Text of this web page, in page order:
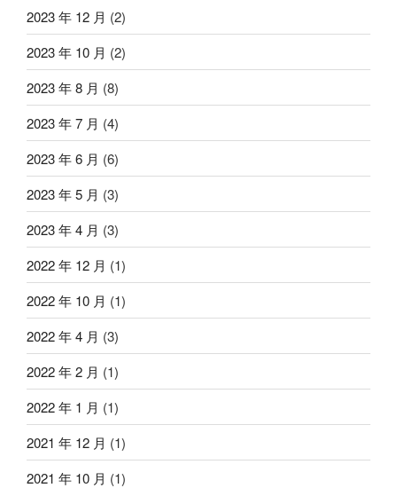
2023 年 12 月 (2)
2023 年 10 月 (2)
2023 年 8 月 (8)
2023 年 7 月 (4)
2023 年 6 月 (6)
2023 年 5 月 (3)
2023 年 4 月 (3)
2022 年 12 月 (1)
2022 年 10 月 (1)
2022 年 4 月 (3)
2022 年 2 月 (1)
2022 年 1 月 (1)
2021 年 12 月 (1)
2021 年 10 月 (1)